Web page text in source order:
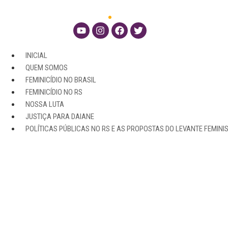
INICIAL
QUEM SOMOS
FEMINICÍDIO NO BRASIL
FEMINICÍDIO NO RS
NOSSA LUTA
JUSTIÇA PARA DAIANE
POLÍTICAS PÚBLICAS NO RS E AS PROPOSTAS DO LEVANTE